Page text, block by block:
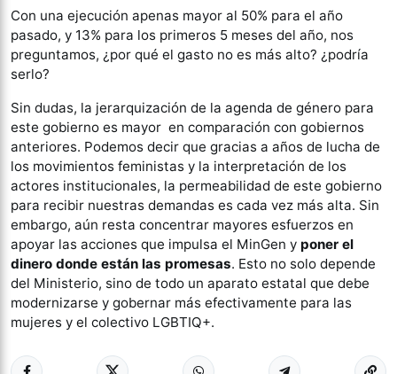
Con una ejecución apenas mayor al 50% para el año
pasado, y 13% para los primeros 5 meses del año, nos
preguntamos, ¿por qué el gasto no es más alto? ¿podría
serlo?
Sin dudas, la jerarquización de la agenda de género para
este gobierno es mayor en comparación con gobiernos
anteriores. Podemos decir que gracias a años de lucha de
los movimientos feministas y la interpretación de los
actores institucionales, la permeabilidad de este gobierno
para recibir nuestras demandas es cada vez más alta. Sin
embargo, aún resta concentrar mayores esfuerzos en
apoyar las acciones que impulsa el MinGen y poner el
dinero donde están las promesas. Esto no solo depende
del Ministerio, sino de todo un aparato estatal que debe
modernizarse y gobernar más efectivamente para las
mujeres y el colectivo LGBTIQ+.